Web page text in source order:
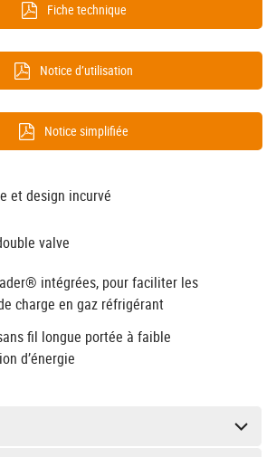
Fiche technique
Notice d’utilisation
Notice simplifiée
et design incurvé
valve
intégrées, pour faciliter les
charge en gaz réfrigérant
fil longue portée à faible
d’énergie